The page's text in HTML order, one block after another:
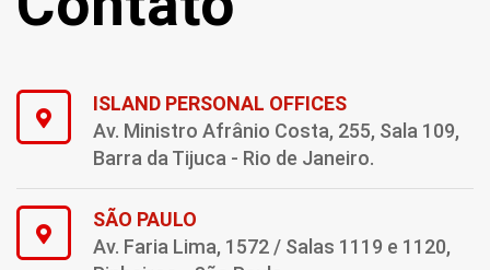
ISLAND PERSONAL OFFICES
Av. Ministro Afrânio Costa, 255, Sala 109,
Barra da Tijuca - Rio de Janeiro.
SÃO PAULO
Av. Faria Lima, 1572 / Salas 1119 e 1120,